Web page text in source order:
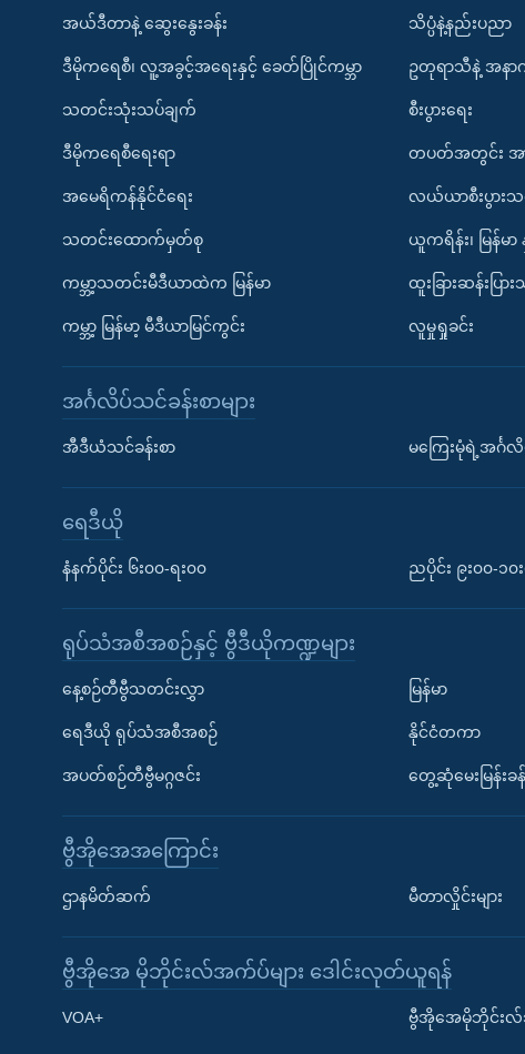
Learning English
အယ်ဒီတာနဲ့ ဆွေးနွေးခန်း
ဒီမိုကရေစီ၊ လူ့အခွင့်အရေးနှင့် ခေတ်ပြိုင်ကမ္ဘာ
သတင်းသုံးသပ်ချက်
ဒီမိုကရေစီရေးရာ
အမေရိကန်နိုင်ငံရေး
သတင်းထောက်မှတ်စု
ကမ္ဘာ့သတင်းမီဒီယာထဲက မြန်မာ
ကမ္ဘာ့ မြန်မာ့ မီဒီယာမြင်ကွင်း
သိပ္ပံနဲ့နည်းပညာ
ဥတုရာသီနဲ့ အနာ
စီးပွားရေး
တပတ်အတွင်း အာ
လယ်ယာစီးပွားသ
ယူကရိန်း၊ မြန်မ
ထူးခြားဆန်းပြာ
လူမှုရှုခင်း
အင်္ဂလိပ်သင်ခန်းစာများ
အီဒီယံသင်ခန်းစာ မကြေးမုံရဲ့အင်္ဂလိ
ရေဒီယို
နံနက်ပိုင်း ၆း၀၀-ရး၀၀ ညပိုင်း ၉း၀၀-၁၀
ရုပ်သံအစီအစဉ်နှင့် ဗွီဒီယိုကဏ္ဍများ
နေ့စဉ်တီဗွီသတင်းလွှာ
ရေဒီယို ရုပ်သံအစီအစဉ်
အပတ်စဉ်တီဗွီမဂ္ဂဇင်း
မြန်မာ
နိုင်ငံတကာ
တွေ့ဆုံမေးမြန်းခန်
ဗွီအိုအေအကြောင်း
ဌာနမိတ်ဆက် မီတာလှိုင်းများ
ဗွီအိုအေ မိုဘိုင်းလ်အက်ပ်များ ဒေါင်းလုတ်ယူရန်
VOA+ ဗွီအိုအေမိုဘိုင်းလ်